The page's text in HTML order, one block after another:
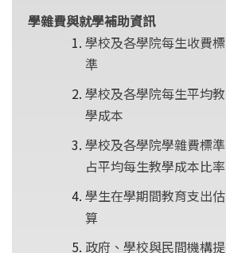
學雜費與就學補助資訊
學校及各學院每生收費標
準
學校及各學院每生平均教
學成本
學校及各學院學雜費標準
占平均每生教學成本比率
學生在學期間教育支出估
算
政府、學校與民間機構提